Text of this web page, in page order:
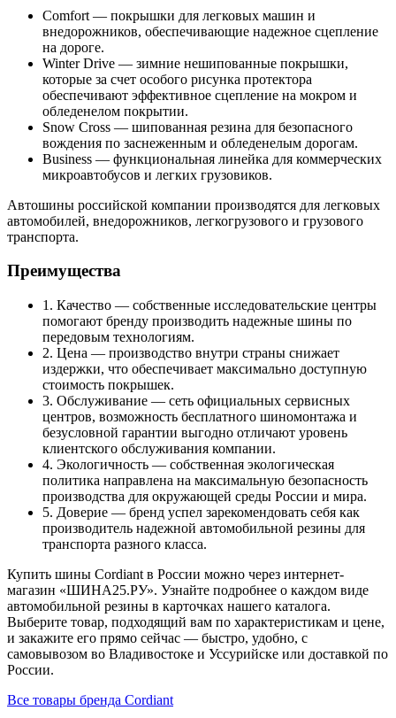
Comfort — покрышки для легковых машин и
внедорожников, обеспечивающие надежное сцепление
на дороге.
Winter Drive — зимние нешипованные покрышки,
которые за счет особого рисунка протектора
обеспечивают эффективное сцепление на мокром и
обледенелом покрытии.
Snow Cross — шипованная резина для безопасного
вождения по заснеженным и обледенелым дорогам.
Business — функциональная линейка для коммерческих
микроавтобусов и легких грузовиков.
Автошины российской компании производятся для легковых
автомобилей, внедорожников, легкогрузового и грузового
транспорта.
Преимущества
1. Качество — собственные исследовательские центры
помогают бренду производить надежные шины по
передовым технологиям.
2. Цена — производство внутри страны снижает
издержки, что обеспечивает максимально доступную
стоимость покрышек.
3. Обслуживание — сеть официальных сервисных
центров, возможность бесплатного шиномонтажа и
безусловной гарантии выгодно отличают уровень
клиентского обслуживания компании.
4. Экологичность — собственная экологическая
политика направлена на максимальную безопасность
производства для окружающей среды России и мира.
5. Доверие — бренд успел зарекомендовать себя как
производитель надежной автомобильной резины для
транспорта разного класса.
Купить шины Cordiant в России можно через интернет-
магазин «ШИНА25.РУ». Узнайте подробнее о каждом виде
автомобильной резины в карточках нашего каталога.
Выберите товар, подходящий вам по характеристикам и цене,
и закажите его прямо сейчас — быстро, удобно, с
самовывозом во Владивостоке и Уссурийске или доставкой по
России.
Все товары бренда Cordiant